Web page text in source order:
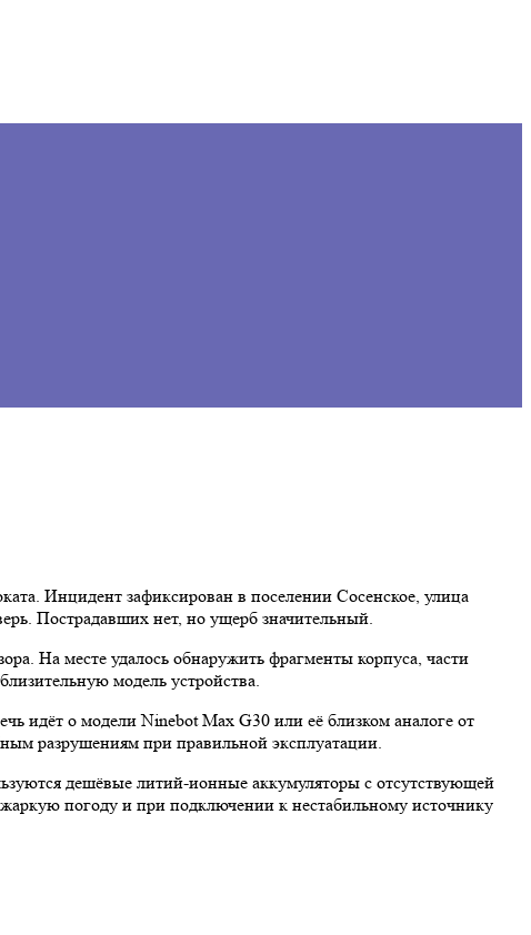
Инцидент зафиксирован в поселении Сосенское, улица
Пострадавших нет, но ущерб значительный.
На месте удалось обнаружить фрагменты корпуса, части
модель устройства.
идёт о модели Ninebot Max G30 или её близком аналоге от
разрушениям при правильной эксплуатации.
дешёвые литий-ионные аккумуляторы с отсутствующей
жаркую погоду и при подключении к нестабильному источнику